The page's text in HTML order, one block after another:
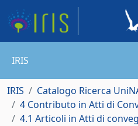
IRIS
IRIS
Catalogo Ricerca
4 Contributo in Atti di
4.1 Articoli in Atti di